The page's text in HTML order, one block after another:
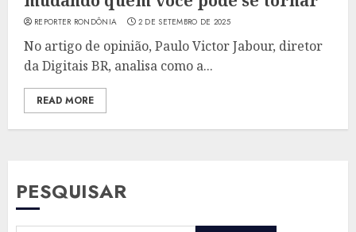
REPORTER RONDÔNIA 2 DE SETEMBRO DE 2025
No artigo de opinião, Paulo Victor Jabour, diretor
da Digitais BR, analisa como a...
READ MORE
PESQUISAR